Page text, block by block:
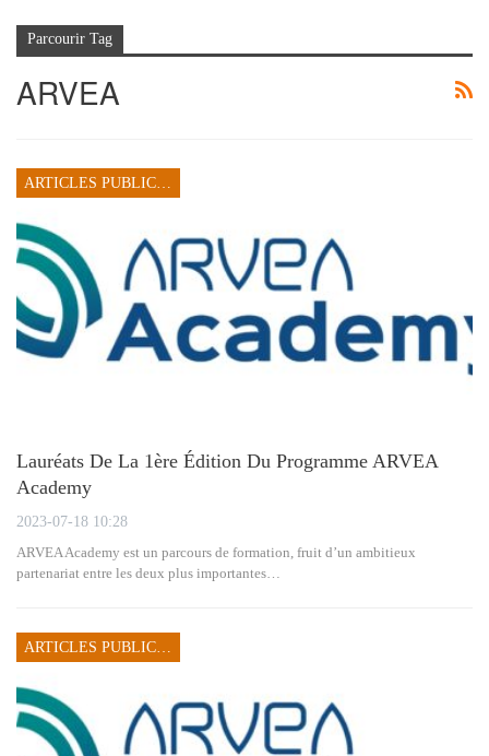
Parcourir Tag
ARVEA
ARTICLES PUBLICITAIRES
Lauréats De La 1ère Édition Du Programme ARVEA
Academy
2023-07-18 10:28
ARVEA Academy est un parcours de formation, fruit d’un ambitieux
partenariat entre les deux plus importantes…